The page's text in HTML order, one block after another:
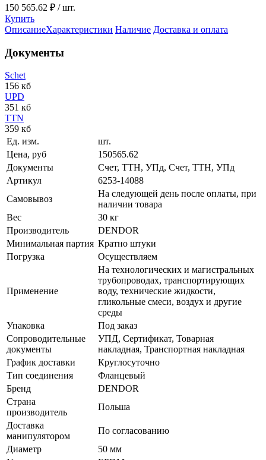
150 565.62 ₽ / шт.
Купить
ОписаниеХарактеристики Наличие Доставка и оплата
Документы
Schet
156 кб
UPD
351 кб
TTN
359 кб
Ед. изм.
шт.
Цена, руб
150565.62
Документы
Счет, ТТН, УПд, Счет, ТТН, УПд
Артикул
6253-14088
Самовывоз
На следующей день после оплаты, при
наличии товара
Вес
30 кг
Производитель
DENDOR
Минимальная партия Кратно штуки
Погрузка
Осуществляем
Применение
На технологических и магистральных
трубопроводах, транспортирующих
воду, технические жидкости,
гликольные смеси, воздух и другие
среды
Упаковка
Под заказ
Сопроводительные
документы
УПД, Сертификат, Товарная
накладная, Транспортная накладная
График доставки
Круглосуточно
Тип соединения
Фланцевый
Бренд
DENDOR
Страна
производитель
Польша
Доставка
манипулятором
По согласованию
Диаметр
50 мм